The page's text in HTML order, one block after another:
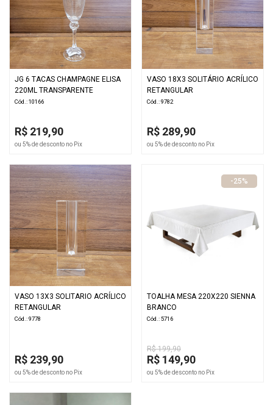
JG 6 TACAS CHAMPAGNE ELISA
220ML TRANSPARENTE
Cód.: 10166
R$ 219,90
ou 5% de desconto no Pix
VASO 18X3 SOLITÁRIO ACRÍLICO
RETANGULAR
Cód.: 9782
R$ 289,90
ou 5% de desconto no Pix
VASO 13X3 SOLITARIO ACRÍLICO
RETANGULAR
Cód.: 9778
R$ 239,90
ou 5% de desconto no Pix
-25%
TOALHA MESA 220X220 SIENNA
BRANCO
Cód.: 5716
R$ 199,90
R$ 149,90
ou 5% de desconto no Pix